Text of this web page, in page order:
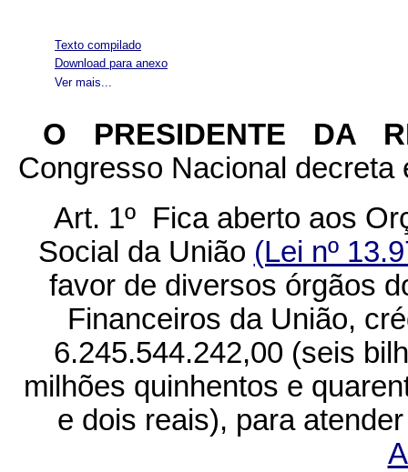
Ver mais...
Texto compilado
Download para anexo
O PRESIDENTE DA
Congresso Nacional
Art. 1º Fica aberto aos
Social da União (Lei nº
favor de diversos órgãos
Financeiros da União,
6.245.544.242,00 (seis
milhões quinhentos e
e dois reais), para